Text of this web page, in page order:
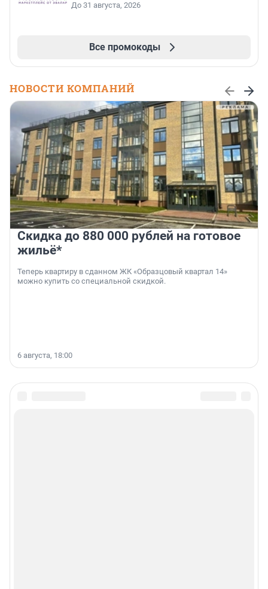
До 31 августа, 2026
Все промокоды
НОВОСТИ КОМПАНИЙ
Скидка до 880 000 рублей на готовое
жильё*
Теперь квартиру в сданном ЖК «Образцовый квартал 14»
можно купить со специальной скидкой.
6 августа, 18:00